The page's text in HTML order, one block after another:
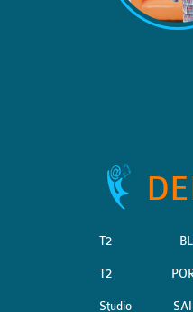
T2
T2
Studio